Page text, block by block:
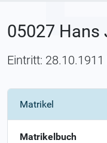
05027 Hans
Eintritt:
Matrikel
Matrikelbuch